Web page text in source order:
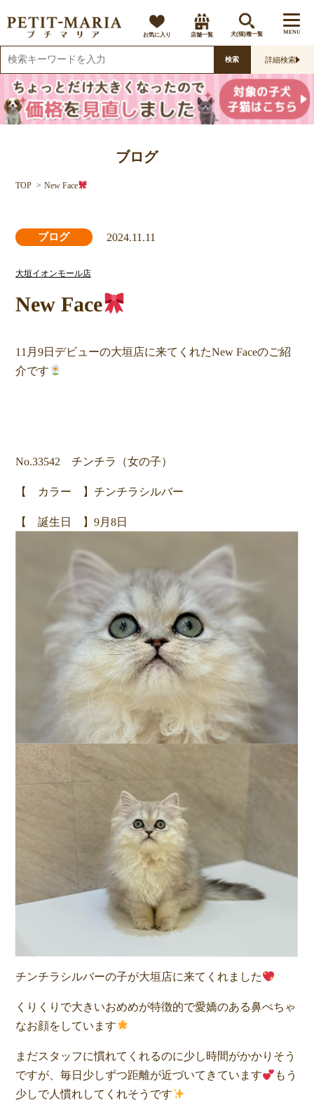
お気に入り 店舗一覧 犬(猫)種一覧 MENU
検索 詳細検索
ブログ
TOP New Face
ブログ 2024.11.11
大垣イオンモール店
New Face
11月9日デビューの大垣店に来てくれたNew Faceのご紹
介です
No.33542 チンチラ（女の子）
【 カラー 】チンチラシルバー
【 誕生日 】9月8日
チンチラシルバーの子が大垣店に来てくれました
くりくりで大きいおめめが特徴的で愛嬌のある鼻ぺちゃ
なお顔をしています
まだスタッフに慣れてくれるのに少し時間がかかりそう
ですが、毎日少しずつ距離が近づいてきています もう
少しで人慣れしてくれそうです